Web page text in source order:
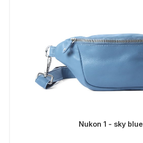
Nukon 1 - sky blue